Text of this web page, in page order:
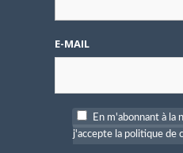
un rêve. Il
partir
ARTICLES LIÉS
E-MAIL
En m'abonnant à la
j'accepte la politique de